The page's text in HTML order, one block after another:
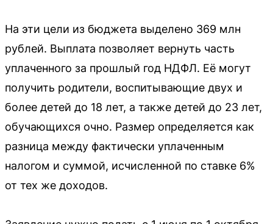
На эти цели из бюджета выделено 369 млн
рублей. Выплата позволяет вернуть часть
уплаченного за прошлый год НДФЛ. Её могут
получить родители, воспитывающие двух и
более детей до 18 лет, а также детей до 23 лет,
обучающихся очно. Размер определяется как
разница между фактически уплаченным
налогом и суммой, исчисленной по ставке 6%
от тех же доходов.